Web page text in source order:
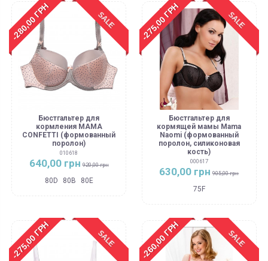
SALE
-280,00 ГРН
Бюстгальтер для
кормления МАМА
CONFETTI (формованный
поролон)
010618
640,00 грн 920,00 грн
80D 80B 80E
SALE
-275,00 ГРН
Бюстгальтер для
кормящей мамы Mama
Naomi (формованный
поролон, силиконовая
кость)
000617
630,00 грн 905,00 грн
75F
SALE
-275,00 ГРН SALE
-260,00 ГРН